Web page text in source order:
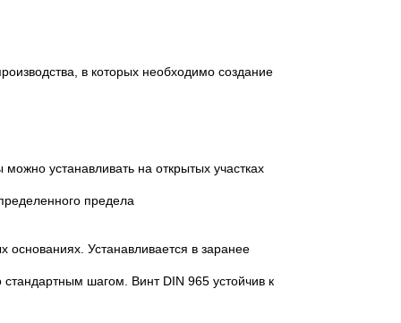
в которых необходимо создание
устанавливать на открытых участках
предела
Устанавливается в заранее
шагом. Винт DIN 965 устойчив к